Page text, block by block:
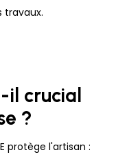
travaux.
il crucial
?
protège l'artisan :